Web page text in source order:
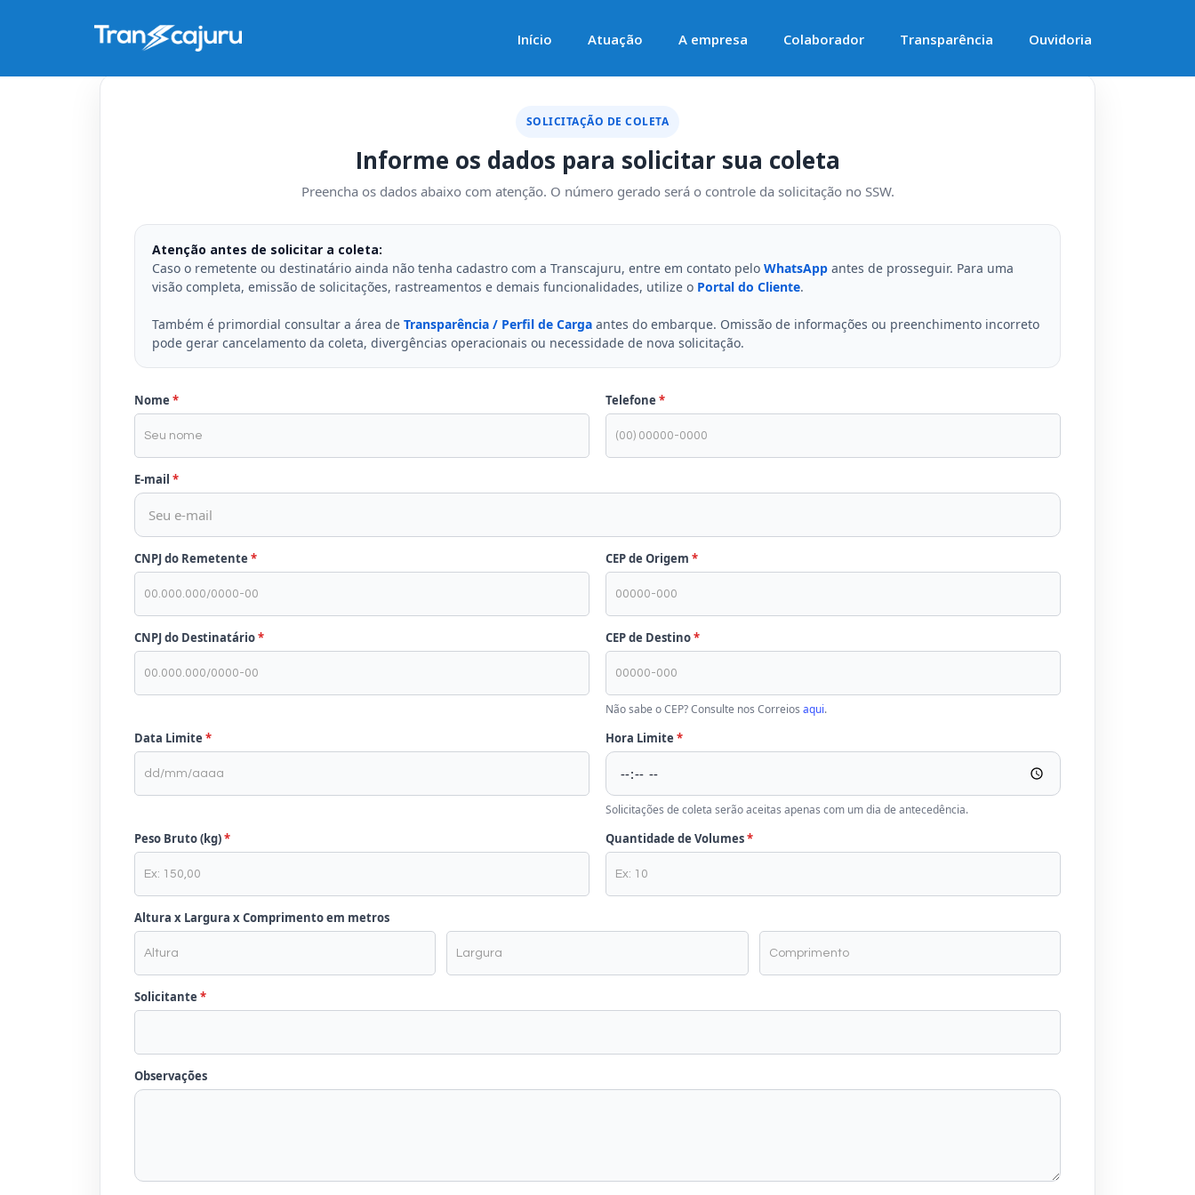
Início Atuação A empresa Colaborador Transparência Ouvidoria
SOLICITAÇÃO DE COLETA
Informe os dados para solicitar sua coleta
Preencha os dados abaixo com atenção. O número gerado será o controle da solicitação no SSW.
Atenção antes de solicitar a coleta:
Caso o remetente ou destinatário ainda não tenha cadastro com a Transcajuru, entre em contato pelo WhatsApp antes de prosseguir. Para uma
visão completa, emissão de solicitações, rastreamentos e demais funcionalidades, utilize o Portal do Cliente.
Também é primordial consultar a área de Transparência / Perfil de Carga antes do embarque. Omissão de informações ou preenchimento incorreto
pode gerar cancelamento da coleta, divergências operacionais ou necessidade de nova solicitação.
Nome Telefone
E-mail
CNPJ do Remetente CEP de Origem
CNPJ do Destinatário CEP de Destino
Não sabe o CEP? Consulte nos Correios aqui.
Data Limite Hora Limite
Solicitações de coleta serão aceitas apenas com um dia de antecedência.
Peso Bruto (kg) Quantidade de Volumes
Altura x Largura x Comprimento em metros
Solicitante
Observações